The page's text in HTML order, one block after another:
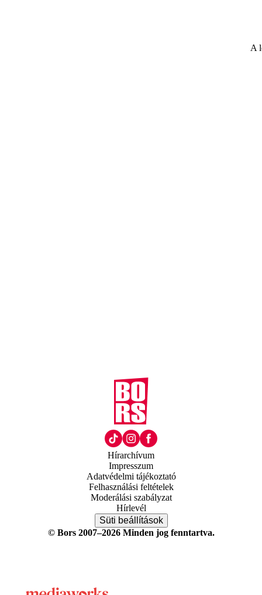
A
Hírarchívum
Impresszum
Adatvédelmi tájékoztató
Felhasználási feltételek
Moderálási szabályzat
Hírlevél
Süti beállítások
© Bors 2007–2026 Minden jog fenntartva.